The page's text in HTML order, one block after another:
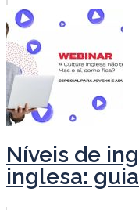
Níveis de
inglesa: